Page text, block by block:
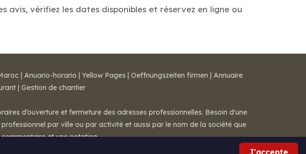
avis, vérifiez les dates disponibles et réservez en ligne ou
J'accepte
| Anuario-horario | Yellow Pages | Oeffnungszeiten firmen | Annuaire
| Gestion de chantier
d’ouverture et fermeture des adresses professionnelles. Besoin d'une
par ville ou par activité et aussi par le nom de la société que
et une notation.